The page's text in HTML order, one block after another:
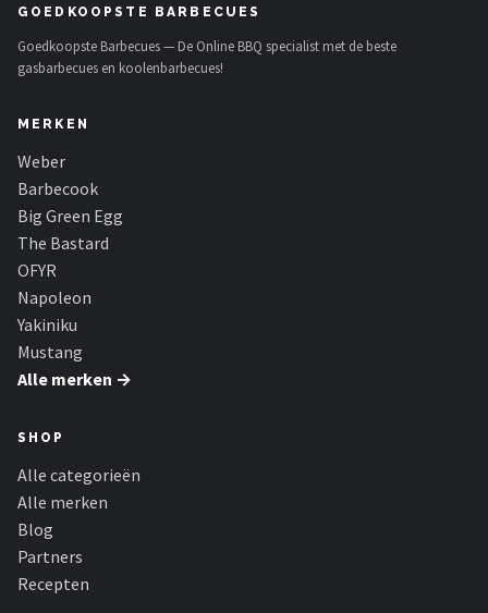
GOEDKOOPSTE BARBECUES
Goedkoopste Barbecues — De Online BBQ specialist met de beste
gasbarbecues en koolenbarbecues!
MERKEN
Weber
Barbecook
Big Green Egg
The Bastard
OFYR
Napoleon
Yakiniku
Mustang
Alle merken →
SHOP
Alle categorieën
Alle merken
Blog
Partners
Recepten